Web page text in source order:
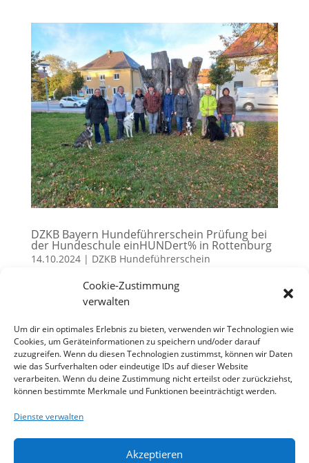
Cookie-Zustimmung
verwalten
Um dir ein optimales Erlebnis zu bieten, verwenden wir Technologien wie
Cookies, um Geräteinformationen zu speichern und/oder darauf
zuzugreifen. Wenn du diesen Technologien zustimmst, können wir Daten
wie das Surfverhalten oder eindeutige IDs auf dieser Website
verarbeiten. Wenn du deine Zustimmung nicht erteilst oder zurückziehst,
können bestimmte Merkmale und Funktionen beeinträchtigt werden.
Dienste verwalten
Akzeptieren
DZKB Bayern Hundeführerschein Prüfung bei
der Hundeschule einHUNDert% in Rottenburg
14.10.2024| DZKB Hundeführerschein
Am 13.10.2024 fand in Rottenburg erneut eine
praktische Hundeführerscheinprüfung statt. Alle
bestanden.Die ausrichtende Hundeschule
einHUNDert% bedankt sich bei der DZKB Bayern
Prüferin Christine Baier und gratuliert allen...
« Ältere Einträge
Impressum
Datenschutzerklärung